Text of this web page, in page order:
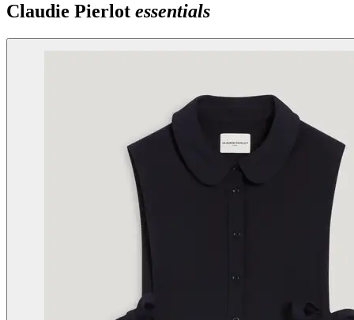
Claudie Pierlot essentials